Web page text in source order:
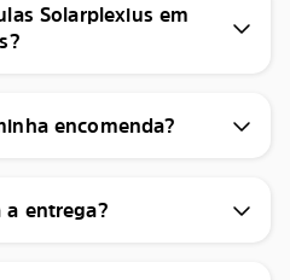
Solarplexius em
encomenda?
entrega?